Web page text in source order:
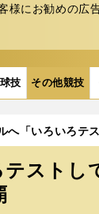
にお勧めの
技 その他競技
へ「いろいろテ
ストし